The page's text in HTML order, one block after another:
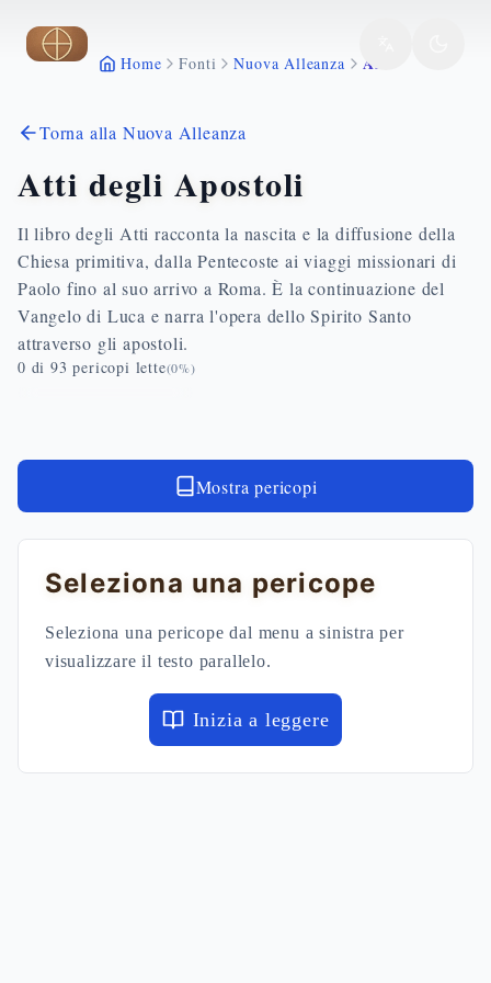
Vai al contenuto principale
Home Fonti Nuova Alleanza Atti
Torna alla Nuova Alleanza
Atti degli Apostoli
Il libro degli Atti racconta la nascita e la diffusione della
Chiesa primitiva, dalla Pentecoste ai viaggi missionari di
Paolo fino al suo arrivo a Roma. È la continuazione del
Vangelo di Luca e narra l'opera dello Spirito Santo
attraverso gli apostoli.
0 di 93 pericopi lette(0%)
Mostra pericopi
Seleziona una pericope
Seleziona una pericope dal menu a sinistra per
visualizzare il testo parallelo.
Inizia a leggere